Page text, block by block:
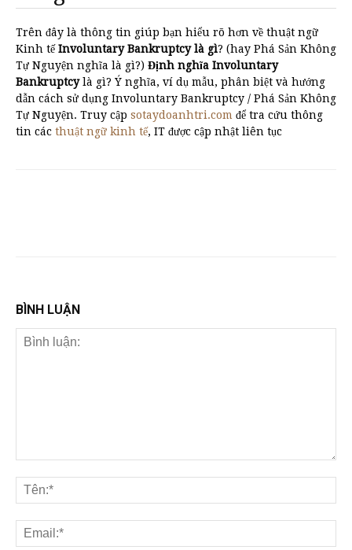
Trên đây là thông tin giúp bạn hiểu rõ hơn về thuật ngữ
Kinh tếInvoluntary Bankruptcy là gì? (hay Phá Sản Không
Tự Nguyện nghĩa là gì?) Định nghĩa Involuntary
Bankruptcylà gì? Ý nghĩa, ví dụ mẫu, phân biệt và hướng
dẫn cách sử dụng Involuntary Bankruptcy / Phá Sản Không
Tự Nguyện. Truy cập sotaydoanhtri.com để tra cứu thông
tin các thuật ngữ kinh tế, IT được cập nhật liên tục
BÌNH LUẬN